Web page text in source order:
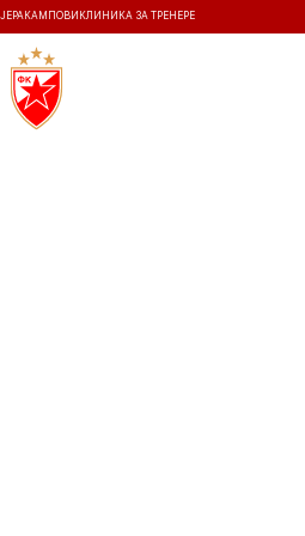
КАМПОВИ КЛИНИКА ЗА ТРЕНЕРЕ